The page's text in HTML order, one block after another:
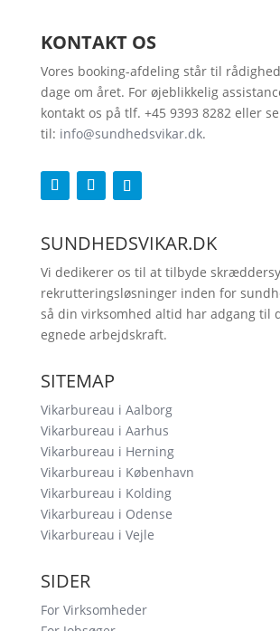
KONTAKT OS
Vores booking-afdeling står til
dage om året. For øjeblikkelig
kontakt os på tlf. +45 9393 8282 eller
til: info@sundhedsvikar.dk.
SUNDHEDSVIKAR.DK
Vi dedikerer os til at tilbyde
rekrutteringsløsninger inden for
så din virksomhed altid har adgang til
egnede arbejdskraft.
SITEMAP
Vikarbureau i Aalborg
Vikarbureau i Aarhus
Vikarbureau i Herning
Vikarbureau i København
Vikarbureau i Kolding
Vikarbureau i Odense
Vikarbureau i Vejle
SIDER
For Virksomheder